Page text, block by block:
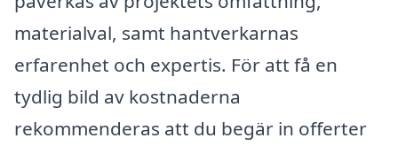
materialval, samt hantverkarnas
erfarenhet och expertis. För att få en
tydlig bild av kostnaderna
rekommenderas att du begär in offerter